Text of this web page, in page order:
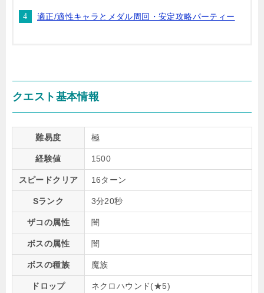
適正/適性キャラとメダル周回・安定攻略パーティー
クエスト基本情報
難易度 極
経験値 1500
スピードクリア 16ターン
Sランク 3分20秒
ザコの属性 闇
ボスの属性 闇
ボスの種族 魔族
ドロップ ネクロハウンド(★5)